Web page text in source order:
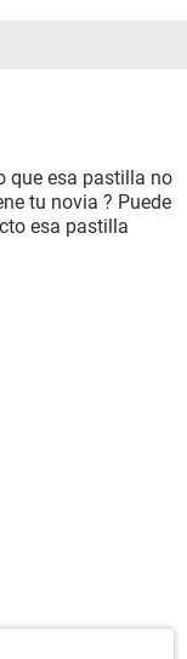
que esa pastilla no
tu novia ? Puede
esa pastilla